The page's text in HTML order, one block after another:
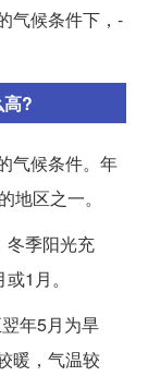
气候条件下，-
?
气候条件。年
区之一。
冬季阳光充
1月。
年5月为旱
暖，气温较